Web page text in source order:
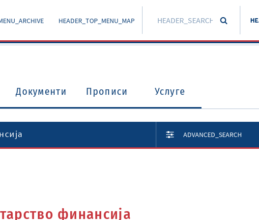
HEADER_TOP_MENU_MAP
Документи Прописи Услуге
ADVANCED_SEARCH
финансија